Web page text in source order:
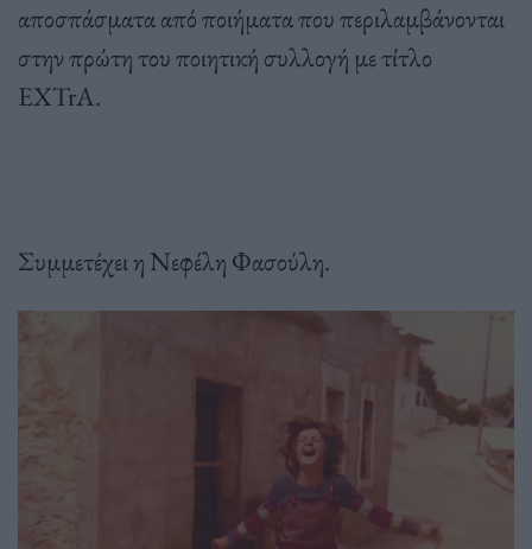
αποσπάσματα από ποιήματα που περιλαμβάνονται
στην πρώτη του ποιητική συλλογή με τίτλο
EXTrA.
Συμμετέχει η Νεφέλη Φασούλη.